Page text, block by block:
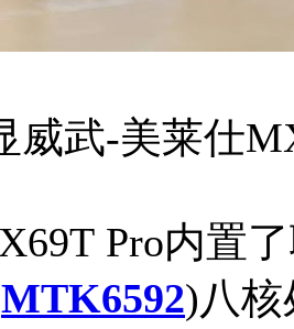
威武-美莱仕
Pro内置
MTK6592)八